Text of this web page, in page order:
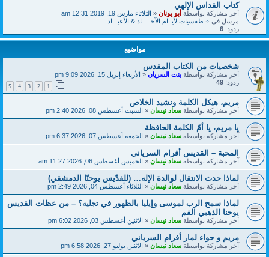
كتاب القداس الإلهي
آخر مشاركة بواسطةأبو يونان«الثلاثاء مارس 19, 2019 12:31 am
مرسل في܀ طقسيات لأيــام الآحـــــاد & الأعيـــاد
ردود: 6
مواضيع
شخصيات من الكتاب المقدس
آخر مشاركة بواسطةبنت السريان«الأربعاء إبريل 15, 2026 9:09 pm
ردود: 49
2
3
4
5
مريم، هيكل الكلمة ونشيد الخلاص
آخر مشاركة بواسطةسعاد نيسان«السبت أغسطس 08, 2026 2:40 pm
يا مريم، يا أمّ الكلمة الحافظة
آخر مشاركة بواسطةسعاد نيسان«الجمعة أغسطس 07, 2026 6:37 pm
المحبة – القديس أفرام السرياني
آخر مشاركة بواسطةسعاد نيسان«الخميس أغسطس 06, 2026 11:27 am
لماذا حدث الانتقال لوالدة الإله… (للقدّيس يوحنّا الدمشقي)
آخر مشاركة بواسطةسعاد نيسان«الثلاثاء أغسطس 04, 2026 2:49 pm
لماذا سمح الرب لموسى وإيليا بالظهور في تجليه؟ – من عظات القديس
يوحنا الذهبي الفم
آخر مشاركة بواسطةسعاد نيسان«الاثنين أغسطس 03, 2026 6:02 pm
مريم و حواء لمار أفرام السرياني
آخر مشاركة بواسطةسعاد نيسان«الاثنين يوليو 27, 2026 6:58 pm